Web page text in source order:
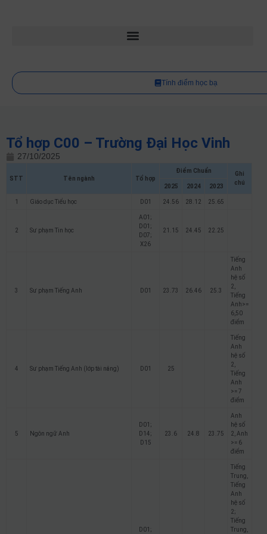
Tính điểm học bạ
Tổ hợp C00 – Trường Đại Học Vinh
27/10/2025
STT Tên ngành Tổ hợp
Điểm Chuẩn
Ghi
chú
2025 2024 2023
1 Giáo dục Tiểu học D01 24.56 28.12 25.65
2 Sư phạm Tin học
A01;
D01;
D07;
X26
21.15 24.45 22.25
3 Sư phạm Tiếng Anh D01 23.73 26.46 25.3
Tiếng
Anh
hệ số
2,
Tiếng
Anh>=
6,50
điểm
4 Sư phạm Tiếng Anh (lớp tài năng) D01 25
Tiếng
Anh
hệ số
2,
Tiếng
Anh
>= 7
điểm
5 Ngôn ngữ Anh
D01;
D14;
D15
23.6 24.8 23.75
Anh
hệ số
2, Anh
>= 6
điểm
D01;
Tiếng
Trung,
Tiếng
Anh
hệ số
2;
Tiếng
Trung,